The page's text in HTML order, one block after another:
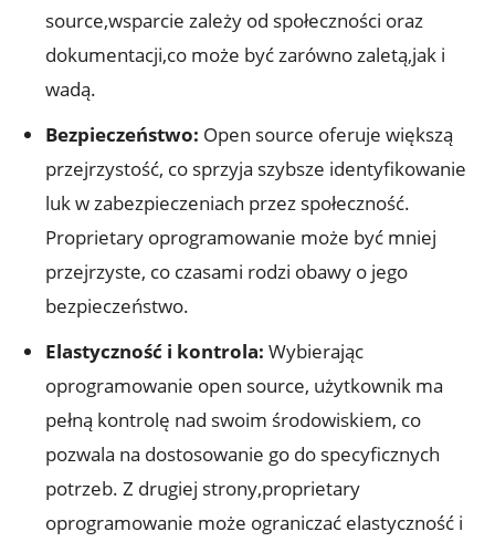
source,wsparcie zależy od społeczności oraz
dokumentacji,co może być zarówno zaletą,jak i
wadą.
Bezpieczeństwo: Open source oferuje większą
przejrzystość, co sprzyja szybsze identyfikowanie
luk w zabezpieczeniach przez społeczność.
Proprietary oprogramowanie może być mniej
przejrzyste, co czasami rodzi obawy o jego
bezpieczeństwo.
Elastyczność i kontrola: Wybierając
oprogramowanie open source, użytkownik ma
pełną kontrolę nad swoim środowiskiem, co
pozwala na dostosowanie go do specyficznych
potrzeb. Z drugiej strony,proprietary
oprogramowanie może ograniczać elastyczność i